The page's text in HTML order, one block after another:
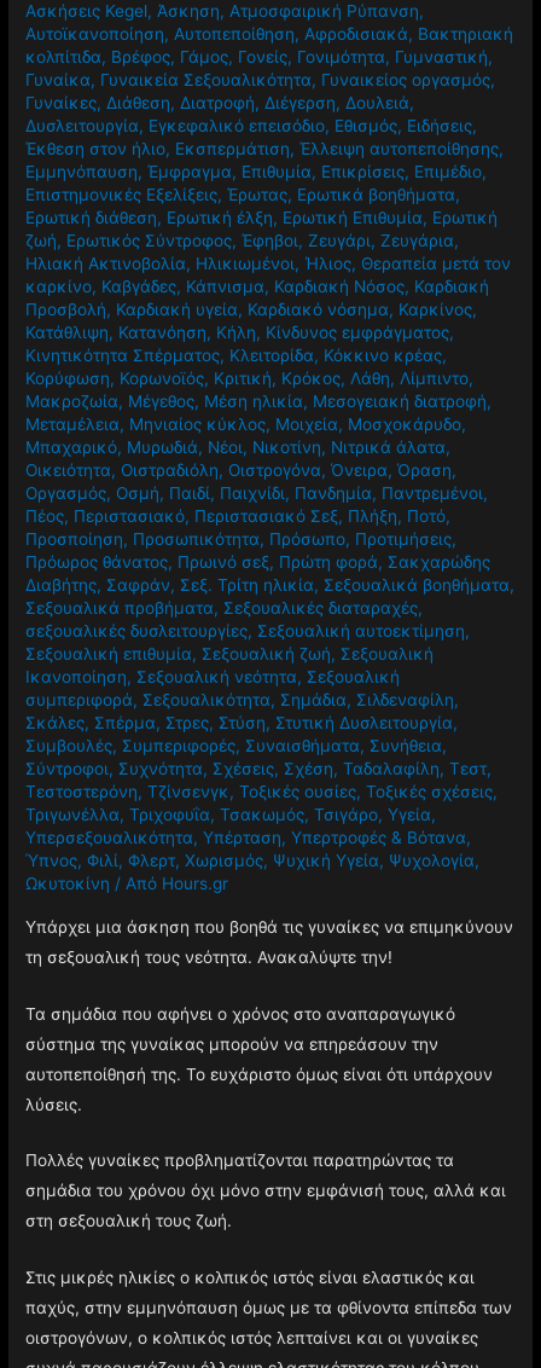
Ασκήσεις Kegel, Άσκηση, Ατμοσφαιρική Ρύπανση,
Αυτοϊκανοποίηση, Αυτοπεποίθηση, Αφροδισιακά, Βακτηριακή
κολπίτιδα, Βρέφος, Γάμος, Γονείς, Γονιμότητα, Γυμναστική,
Γυναίκα, Γυναικεία Σεξουαλικότητα, Γυναικείος οργασμός,
Γυναίκες, Διάθεση, Διατροφή, Διέγερση, Δουλειά,
Δυσλειτουργία, Εγκεφαλικό επεισόδιο, Εθισμός, Ειδήσεις,
Έκθεση στον ήλιο, Εκσπερμάτιση,Έλλειψη αυτοπεποίθησης,
Εμμηνόπαυση,Έμφραγμα, Επιθυμία, Επικρίσεις, Επιμέδιο,
Επιστημονικές Εξελίξεις,Έρωτας, Ερωτικά βοηθήματα,
Ερωτική διάθεση, Ερωτική έλξη, Ερωτική Επιθυμία, Ερωτική
ζωή, Ερωτικός Σύντροφος,Έφηβοι,Ζευγάρι,Ζευγάρια,
Ηλιακή Ακτινοβολία, Ηλικιωμένοι, Ήλιος, Θεραπεία μετά τον
καρκίνο, Καβγάδες, Κάπνισμα, Καρδιακή Νόσος, Καρδιακή
Προσβολή, Καρδιακή υγεία, Καρδιακό νόσημα, Καρκίνος,
Κατάθλιψη, Κατανόηση, Κήλη, Κίνδυνος εμφράγματος,
Κινητικότητα Σπέρματος, Κλειτορίδα, Κόκκινο κρέας,
Κορύφωση, Κορωνοϊός, Κριτική, Κρόκος, Λάθη, Λίμπιντο,
Μακροζωία, Μέγεθος, Μέση ηλικία, Μεσογειακή διατροφή,
Μεταμέλεια, Μηνιαίος κύκλος, Μοιχεία, Μοσχοκάρυδο,
Μπαχαρικό, Μυρωδιά, Νέοι, Νικοτίνη, Νιτρικά άλατα,
Οικειότητα, Οιστραδιόλη, Οιστρογόνα,Όνειρα,Όραση,
Οργασμός, Οσμή, Παιδί, Παιχνίδι, Πανδημία, Παντρεμένοι,
Πέος, Περιστασιακό, Περιστασιακό Σεξ, Πλήξη, Ποτό,
Προσποίηση, Προσωπικότητα, Πρόσωπο, Προτιμήσεις,
Πρόωρος θάνατος, Πρωινό σεξ, Πρώτη φορά, Σακχαρώδης
Διαβήτης, Σαφράν, Σεξ. Τρίτη ηλικία, Σεξουαλικά βοηθήματα,
Σεξουαλικά προβήματα, Σεξουαλικές διαταραχές,
σεξουαλικές δυσλειτουργίες, Σεξουαλική αυτοεκτίμηση,
Σεξουαλική επιθυμία, Σεξουαλική ζωή, Σεξουαλική
Ικανοποίηση, Σεξουαλική νεότητα, Σεξουαλική
συμπεριφορά, Σεξουαλικότητα, Σημάδια, Σιλδεναφίλη,
Σκάλες, Σπέρμα, Στρες, Στύση, Στυτική Δυσλειτουργία,
Συμβουλές, Συμπεριφορές, Συναισθήματα, Συνήθεια,
Σύντροφοι, Συχνότητα, Σχέσεις, Σχέση,Ταδαλαφίλη,Τεστ,
Τεστοστερόνη,Τζίνσενγκ,Τοξικές ουσίες,Τοξικές σχέσεις,
Τριγωνέλλα,Τριχοφυΐα,Τσακωμός,Τσιγάρο,Υγεία,
Υπερσεξουαλικότητα,Υπέρταση,Υπερτροφές & Βότανα,
Ύπνος,Φιλί,Φλερτ,Χωρισμός, Ψυχική Υγεία, Ψυχολογία,
Ωκυτοκίνη / Από Hours.gr
Υπάρχει μια άσκηση που βοηθά τις γυναίκες να επιμηκύνουν
τη σεξουαλική τους νεότητα. Ανακαλύψτε την!
Τα σημάδια που αφήνει ο χρόνος στο αναπαραγωγικό
σύστημα της γυναίκας μπορούν να επηρεάσουν την
αυτοπεποίθησή της. Το ευχάριστο όμως είναι ότι υπάρχουν
λύσεις.
Πολλές γυναίκες προβληματίζονται παρατηρώντας τα
σημάδια του χρόνου όχι μόνο στην εμφάνισή τους, αλλά και
στη σεξουαλική τους ζωή.
Στις μικρές ηλικίες ο κολπικός ιστός είναι ελαστικός και
παχύς, στην εμμηνόπαυση όμως με τα φθίνοντα επίπεδα των
οιστρογόνων, ο κολπικός ιστός λεπταίνει και οι γυναίκες